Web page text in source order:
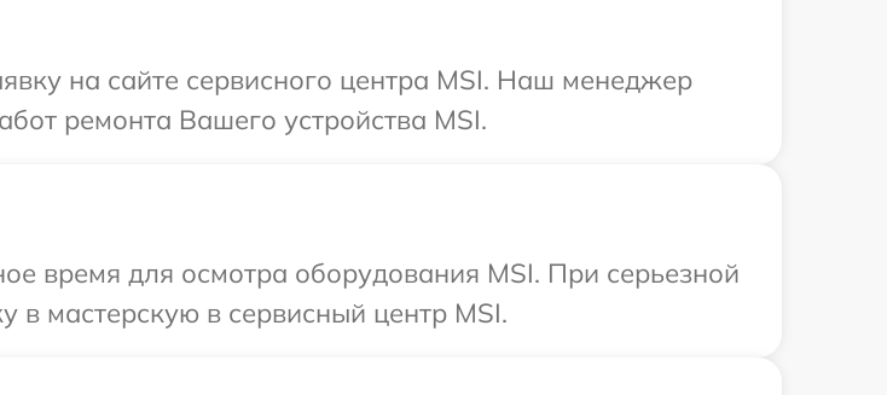
на сайте сервисного центра MSI. Наш менеджер
ремонта Вашего устройства MSI.
время для осмотра оборудования MSI. При серьезной
в мастерскую в сервисный центр MSI.